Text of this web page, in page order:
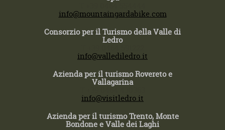
info@mountaingardabike.com
Consorzio per il Turismo della Valle di
Ledro
info@vallediledro.it
Azienda per il turismo Rovereto e
Vallagarina
info@visitledro.it
Azienda per il turismo Trento, Monte
Bondone e Valle dei Laghi